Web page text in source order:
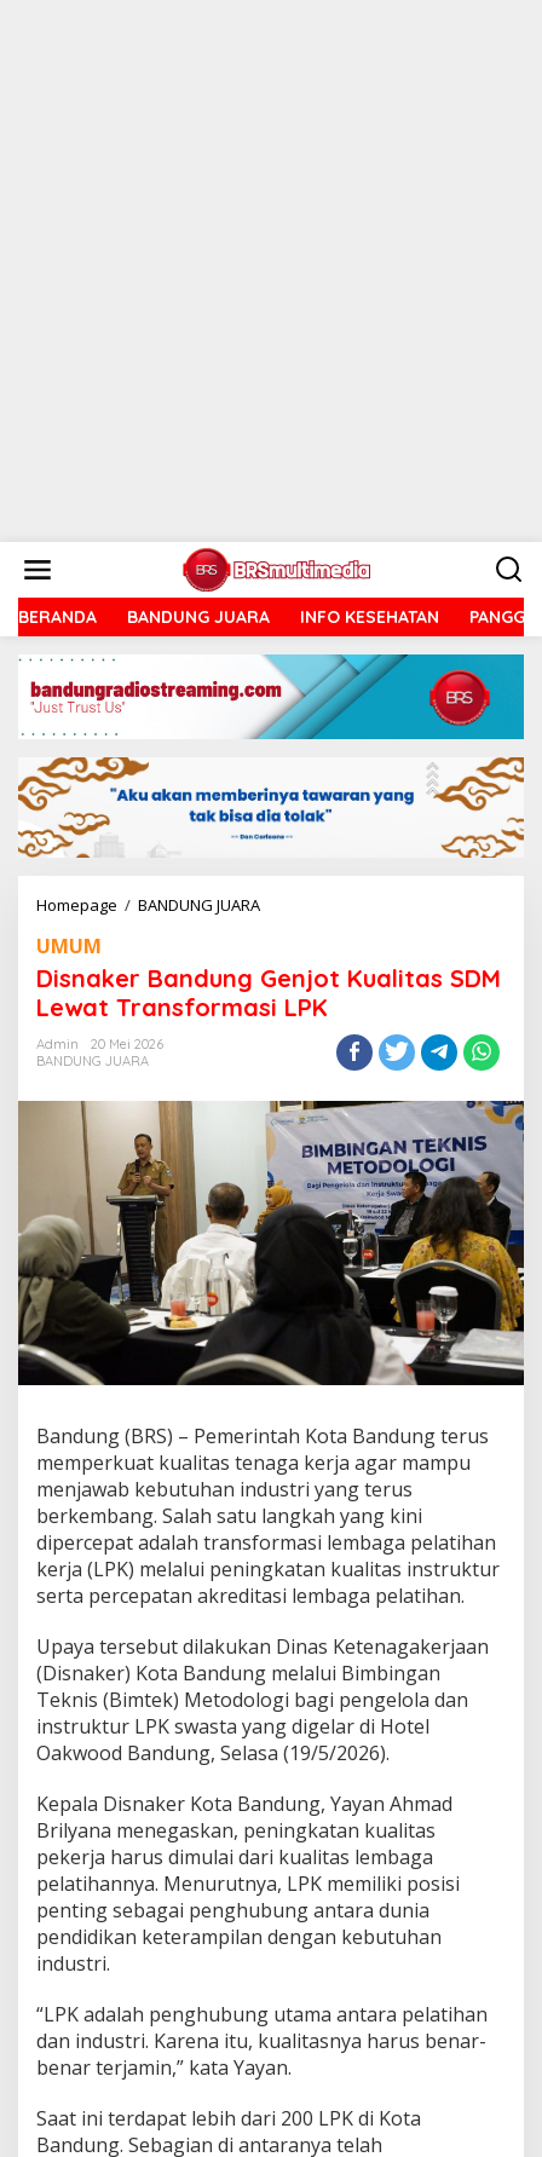
konten
BERANDA BANDUNG JUARA INFO KESEHATAN
Homepage / BANDUNG JUARADisnaker
Kualitas
SDM
Lewat
Transformasi
UMUM
Disnaker Bandung Genjot Kualitas SDM
Lewat Transformasi LPK
Admin
20 Mei 2026
BANDUNG JUARA
Bandung (BRS) – Pemerintah Kota Bandung terus
memperkuat kualitas tenaga kerja agar mampu
menjawab kebutuhan industri yang terus
berkembang. Salah satu langkah yang kini
dipercepat adalah transformasi lembaga pelatihan
kerja (LPK) melalui peningkatan kualitas instruktur
serta percepatan akreditasi lembaga pelatihan.
Upaya tersebut dilakukan Dinas Ketenagakerjaan
(Disnaker) Kota Bandung melalui Bimbingan
Teknis (Bimtek) Metodologi bagi pengelola dan
instruktur LPK swasta yang digelar di Hotel
Oakwood Bandung, Selasa (19/5/2026).
Kepala Disnaker Kota Bandung, Yayan Ahmad
Brilyana menegaskan, peningkatan kualitas
pekerja harus dimulai dari kualitas lembaga
pelatihannya. Menurutnya, LPK memiliki posisi
penting sebagai penghubung antara dunia
pendidikan keterampilan dengan kebutuhan
industri.
“LPK adalah penghubung utama antara pelatihan
dan industri. Karena itu, kualitasnya harus benar-
benar terjamin,” kata Yayan.
Saat ini terdapat lebih dari 200 LPK di Kota
Bandung. Sebagian di antaranya telah